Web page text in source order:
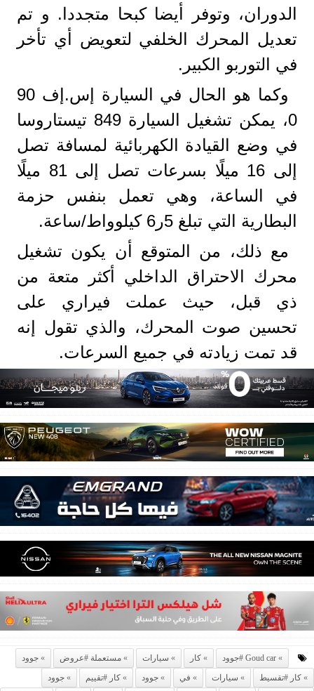
الدوران، وتوفر أيضا كبحا متجددا. و تم
تعديل المحرك الخلفي لتعويض أي تأخر
في التوربو الكبير.
وكما هو الحال في السيارة إس.إف 90
0، يمكن تشغيل السيارة 849 تيستاروسا
في وضع القيادة الكهربائية لمسافة تصل
إلى 16 ميلًا بسرعات تصل إلى 81 ميلًا
في الساعة، وهي تعمل بنفس حزمة
البطارية التي تبلغ 5ر6 كيلوواط/ساعة.
مع ذلك، من المتوقع أن يكون تشغيل
محرك الاحتراق الداخلي أكثر متعة من
ذي قبل، حيث عملت فيراري على
تحسين صوت المحرك، والذي تقول إنه
قد تمت زيادته في جميع السرعات.
Goud car #جوود كار سيارات مستعملة #عروض
جوود
كار #تقسيط
سيارات في جوود كار #تقييم
جوود